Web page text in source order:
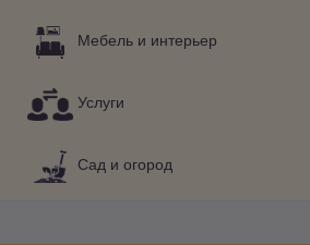
Мебель и интерьер
Услуги
Сад и огород